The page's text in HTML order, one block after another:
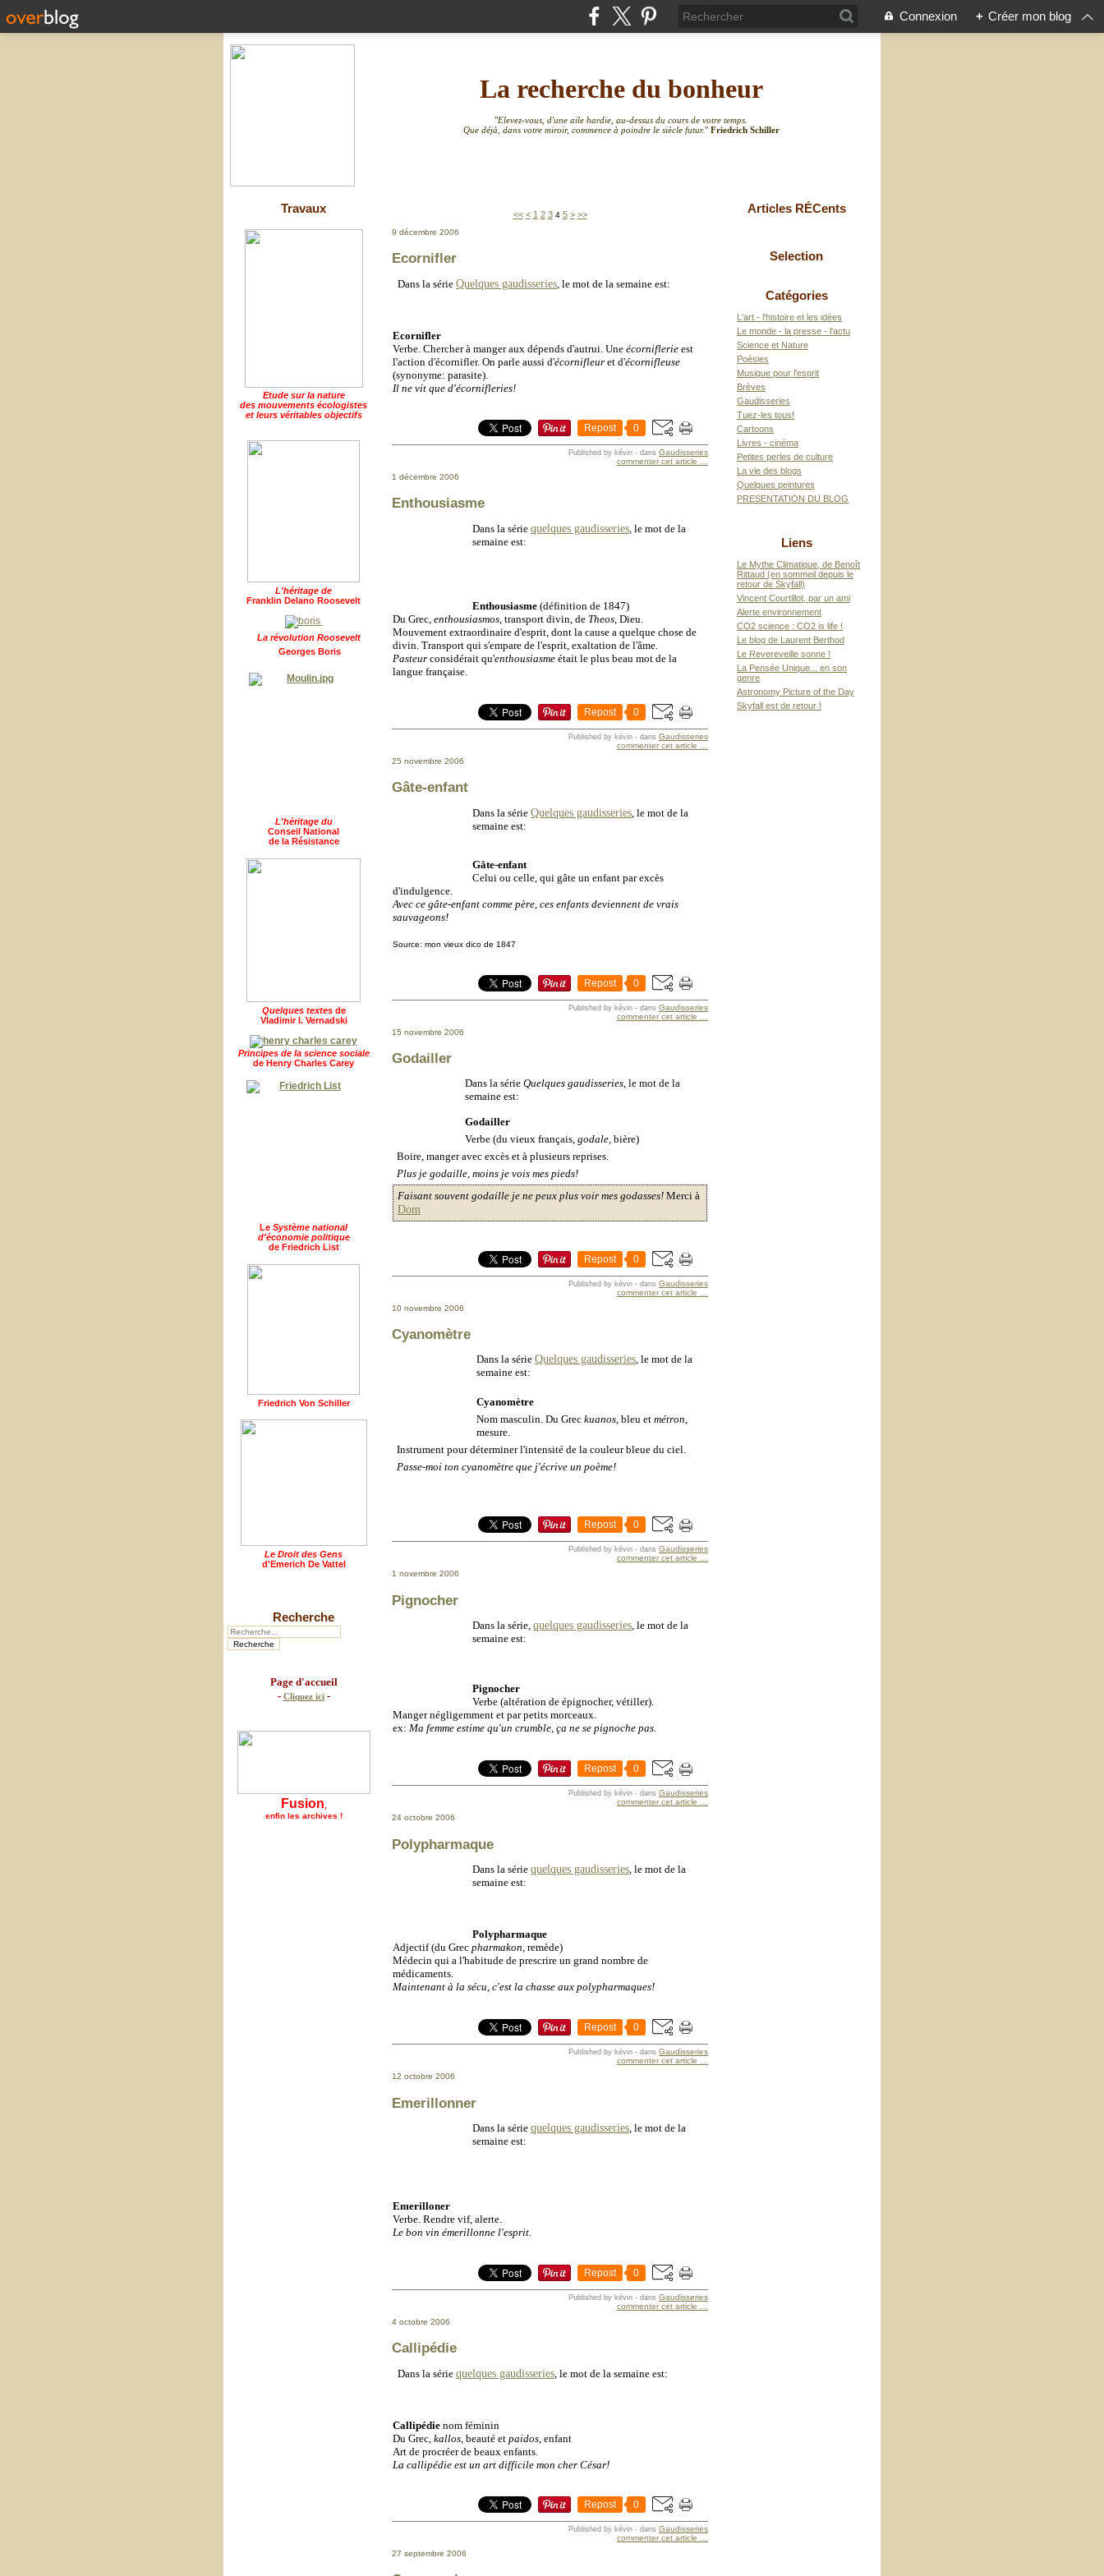
Connexion + Créer mon blog
La recherche du bonheur
"Elevez-vous, d'une aile hardie, au-dessus du cours de votre temps.
Que déjà, dans votre miroir, commence à poindre le siècle futur." Friedrich Schiller
Travaux
Etude sur la nature
des mouvements écologistes
et leurs véritables objectifs
L'héritage de
Franklin Delano Roosevelt
La révolution Roosevelt
Georges Boris
L'héritage du
Conseil National
de la Résistance
Quelques textes de
Vladimir I. Vernadski
Principes de la science sociale
de Henry Charles Carey
Le Système national
d'économie politique
de Friedrich List
Friedrich Von Schiller
Le Droit des Gens
d'Emerich De Vattel
Recherche
Page d'accueil
- Cliquez ici-
Fusion
enfin les archives !
<< < 1 2 3 4 5 > >>
9 décembre 2006
Ecornifler
Dans la série Quelques gaudisseries , le mot de la semaine est:
Ecornifler
Verbe. Chercher à manger aux dépends d'autrui. Une écorniflerie est
l'action d'écornifler. On parle aussi d'écornifleur et d'écornifleuse
(synonyme: parasite).
Il ne vit que d'écornifleries!
Repost 0
Published by kévin - dans Gaudisseries
commenter cet article
1 décembre 2006
Enthousiasme
Dans la série quelques gaudisseries , le mot de la
semaine est:
Enthousiasme (définition de 1847)
Du Grec, enthousiasmos , transport divin, de Theos , Dieu.
Mouvement extraordinaire d'esprit, dont la cause a quelque chose de
divin. Transport qui s'empare de l'esprit, exaltation de l'âme.
Pasteur considérait qu'enthousiasme était le plus beau mot de la
langue française.
Repost 0
Published by kévin - dans Gaudisseries
commenter cet article
25 novembre 2006
Gâte-enfant
Dans la série Quelques gaudisseries , le mot de la
semaine est:
Gâte-enfant
Celui ou celle, qui gâte un enfant par excès
d'indulgence.
Avec ce gâte-enfant comme père, ces enfants deviennent de vrais
sauvageons!
Source: mon vieux dico de 1847
Repost 0
Published by kévin - dans Gaudisseries
commenter cet article
15 novembre 2006
Godailler
Dans la série Quelques gaudisseries , le mot de la
semaine est:
Godailler
Verbe (du vieux français, godale , bière)
Boire, manger avec excès et à plusieurs reprises.
Plus je godaille, moins je vois mes pieds!
Faisant souvent godaille je ne peux plus voir mes godasses! Merci à
Dom
Repost 0
Published by kévin - dans Gaudisseries
commenter cet article
10 novembre 2006
Cyanomètre
Dans la série Quelques gaudisseries, le mot de la
semaine est:
Cyanomètre
Nom masculin. Du Grec kuanos, bleu et métron,
mesure.
Instrument pour déterminer l'intensité de la couleur bleue du ciel.
Passe-moi ton cyanomètre que j'écrive un poème!
Repost 0
Published by kévin - dans Gaudisseries
commenter cet article …
1 novembre 2006
Pignocher
Dans la série, quelques gaudisseries, le mot de la
semaine est:
Pignocher
Verbe (altération de épignocher, vétiller).
Manger négligemment et par petits morceaux.
ex: Ma femme estime qu'un crumble, ça ne se pignoche pas.
Repost 0
Published by kévin - dans Gaudisseries
commenter cet article …
24 octobre 2006
Polypharmaque
Dans la série quelques gaudisseries, le mot de la
semaine est:
Polypharmaque
Adjectif (du Grec pharmakon, remède)
Médecin qui a l'habitude de prescrire un grand nombre de
médicaments.
Maintenant à la sécu, c'est la chasse aux polypharmaques!
Repost 0
Published by kévin - dans Gaudisseries
commenter cet article
12 octobre 2006
Emerillonner
Dans la série quelques gaudisseries, le mot de la
semaine est:
Emerilloner
Verbe. Rendre vif, alerte.
Le bon vin émerillonne l'esprit.
Repost 0
Published by kévin - dans Gaudisseries
commenter cet article
4 octobre 2006
Callipédie
Dans la série quelques gaudisseries , le mot de la semaine est:
Callipédie nom féminin
Du Grec, kallos , beauté et paidos , enfant
Art de procréer de beaux enfants.
La callipédie est un art difficile mon cher César!
Repost 0
Published by kévin - dans Gaudisseries
commenter cet article
27 septembre 2006
Articles RÉCents
Selection
Catégories
L'art - l'histoire et les idées
Le monde - la presse - l'actu
Science et Nature
Poésies
Musique pour l'esprit
Brèves
Gaudisseries
Tuez-les tous!
Cartoons
Livres - cinéma
Petites perles de culture
La vie des blogs
Quelques peintures
PRESENTATION DU BLOG
Liens
Le Mythe Climatique, de Benoît
Rittaud (en sommeil depuis le
retour de Skyfall)
Vincent Courtillot, par un ami
Alerte environnement
CO2 science : CO2 is life !
Le blog de Laurent Berthod
Le Revereveille sonne !
La Pensée Unique... en son
genre
Astronomy Picture of the Day
Skyfall est de retour !